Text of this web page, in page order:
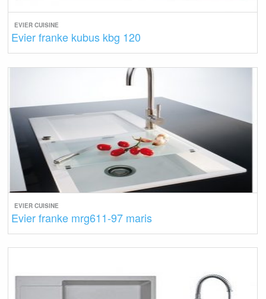
EVIER CUISINE
Evier franke kubus kbg 120
EVIER CUISINE
Evier franke mrg611-97 maris